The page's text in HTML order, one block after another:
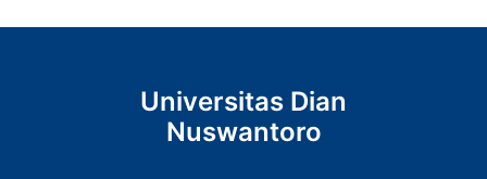
Universitas Dian
Nuswantoro